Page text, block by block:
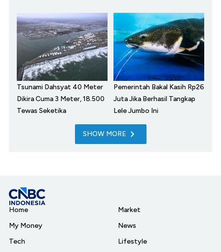
Tsunami Dahsyat 40 Meter
Dikira Cuma 3 Meter, 18.500
Tewas Seketika
Pemerintah Bakal Kasih Rp26
Juta Jika Berhasil Tangkap
Lele Jumbo Ini
SHOW MORE
Home
My Money
Tech
Market
News
Lifestyle